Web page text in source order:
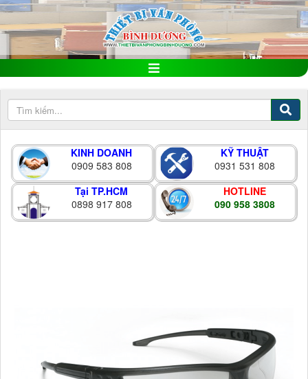
KINH DOANH
0909 583 808
KỸ THUẬT
0931 531 808
Tại TP.HCM
0898 917 808
HOTLINE
090 958 3808